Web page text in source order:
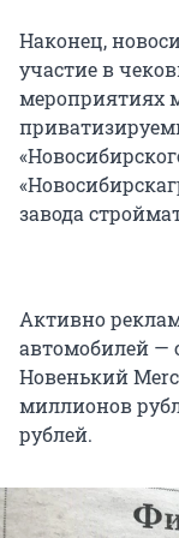
Наконец,
участие в
мероприятиях
завода
Активно
автомобилей —
Новенький
миллионов
рублей.